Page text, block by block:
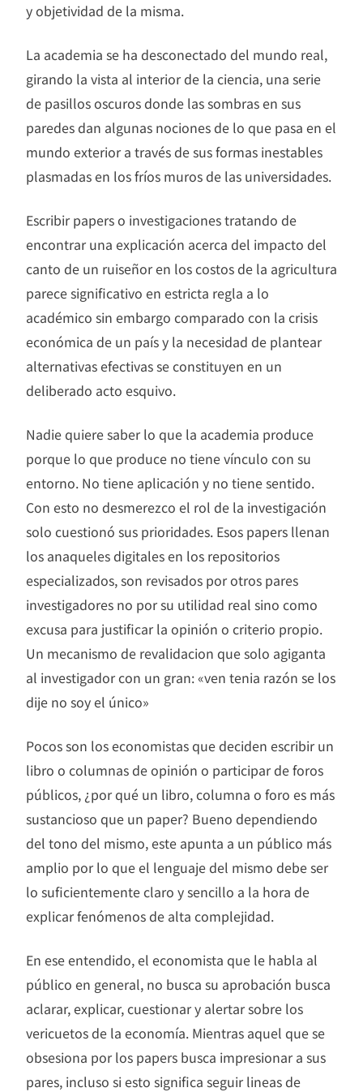
y objetividad de la misma.
La academia se ha desconectado del mundo real,
girando la vista al interior de la ciencia, una serie
de pasillos oscuros donde las sombras en sus
paredes dan algunas nociones de lo que pasa en el
mundo exterior a través de sus formas inestables
plasmadas en los fríos muros de las universidades.
Escribir papers o investigaciones tratando de
encontrar una explicación acerca del impacto del
canto de un ruiseñor en los costos de la agricultura
parece significativo en estricta regla a lo
académico sin embargo comparado con la crisis
económica de un país y la necesidad de plantear
alternativas efectivas se constituyen en un
deliberado acto esquivo.
Nadie quiere saber lo que la academia produce
porque lo que produce no tiene vínculo con su
entorno. No tiene aplicación y no tiene sentido.
Con esto no desmerezco el rol de la investigación
solo cuestionó sus prioridades. Esos papers llenan
los anaqueles digitales en los repositorios
especializados, son revisados por otros pares
investigadores no por su utilidad real sino como
excusa para justificar la opinión o criterio propio.
Un mecanismo de revalidacion que solo agiganta
al investigador con un gran: «ven tenia razón se los
dije no soy el único»
Pocos son los economistas que deciden escribir un
libro o columnas de opinión o participar de foros
públicos, ¿por qué un libro, columna o foro es más
sustancioso que un paper? Bueno dependiendo
del tono del mismo, este apunta a un público más
amplio por lo que el lenguaje del mismo debe ser
lo suficientemente claro y sencillo a la hora de
explicar fenómenos de alta complejidad.
En ese entendido, el economista que le habla al
público en general, no busca su aprobación busca
aclarar, explicar, cuestionar y alertar sobre los
vericuetos de la economía. Mientras aquel que se
obsesiona por los papers busca impresionar a sus
pares, incluso si esto significa seguir lineas de